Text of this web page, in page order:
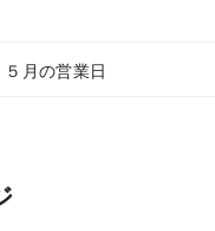
月の営業日